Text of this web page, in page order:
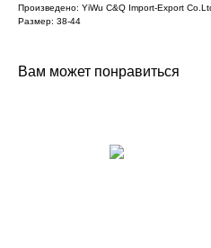
Произведено: YiWu C&Q Import-Export
Размер: 38-44
Вам может понравиться